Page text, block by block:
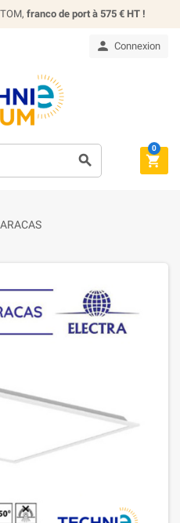
franco de port à 575 € HT !
 Connexion
 
0